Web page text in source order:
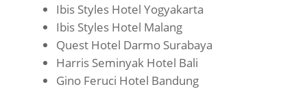
Ibis Styles Hotel Yogyakarta
Ibis Styles Hotel Malang
Quest Hotel Darmo Surabaya
Harris Seminyak Hotel Bali
Gino Feruci Hotel Bandung